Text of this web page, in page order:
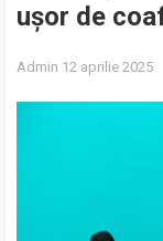
ușor de
Admin 12 aprilie 2025